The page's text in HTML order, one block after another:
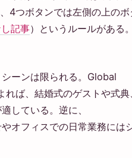
4つボタンでは左側の上の
記事）というルールがある
ーンは限られる。Global
れば、結婚式のゲストや式典
している。逆に、
オフィスでの日常業務には